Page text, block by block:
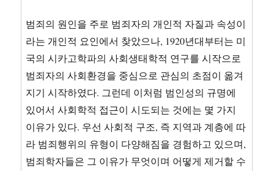
범죄의 원인을 주로 범죄자의 개인적 자질과 속성이
라는 개인적 요인에서 찾았으나, 1920년대부터는 미
국의 시카고학파의 사회생태학적 연구를 시작으로
범죄자의 사회환경을 중심으로 관심의 초점이 옮겨
지기 시작하였다. 그런데 이처럼 범인성의 규명에
있어서 사회학적 접근이 시도되는 것에는 몇 가지
이유가 있다. 우선 사회적 구조, 즉 지역과 계층에 따
라 범죄행위의 유형이 다양해짐을 경험하고 있으며,
범죄학자들은 그 이유가 무엇이며 어떻게 제거할 수